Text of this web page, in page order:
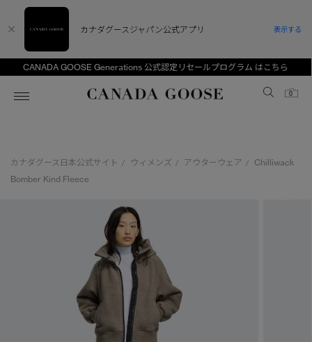
CANADA GOOSE Generations 公式認定リセールプログラム はこちら
Canada Goose
0
ディスカバー
アンバサダー
スプリングコレクション
新着アイテム
ベストセラー
サマー 26 コレクション
サマー 26 コレクションLOOK
日本限定モデル
新着アイテム
ベストセラー
サマー 26 コレクション
サマー 26 コレクションLOOK
日本限定モデル
ベビー（0‐24ヵ月)
キッズ（2‐7歳)
ユース（6＋歳)
コレクション
CANADA GOOSE Generationsは、アウター
ウェアの下取り・再販を通じて、長く愛される製
品の価値を受け継いでいきます。
アーカイブの希少なピースもご覧いただけます。
カナダグース日本公式サイト / ウィメンズ / アウターウェア /
Chilliwack
Bomber Kind Fleece
カナダグースジャパン公式アプリ 表示する